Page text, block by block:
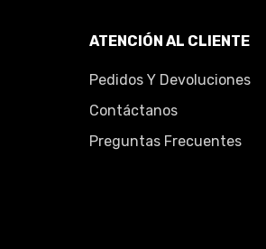
ATENCIÓN AL CLIENTE
Pedidos Y Devoluciones
Contáctanos
Preguntas Frecuentes